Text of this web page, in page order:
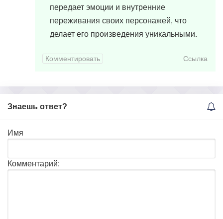
передает эмоции и внутренние
переживания своих персонажей, что
делает его произведения уникальными.
Комментировать Ссылка
Знаешь ответ?
Имя
Комментарий: